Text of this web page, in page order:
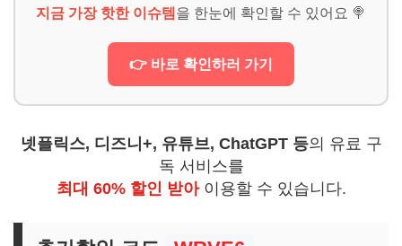
지금 가장 핫한 이슈템 을 한눈에 확인할 수 있어요 🍭
👉 바로 확인하러 가기
넷플릭스, 디즈니+, 유튜브, ChatGPT 등의 유료 구
독 서비스를
최대 60% 할인 받아이용할 수 있습니다.